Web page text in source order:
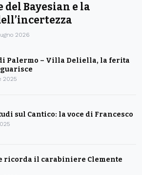
Bayesian e la
2026
Palermo – Villa Deliella, la ferita
2025
sul Cantico: la voce di Francesco
ricorda il carabiniere Clemente